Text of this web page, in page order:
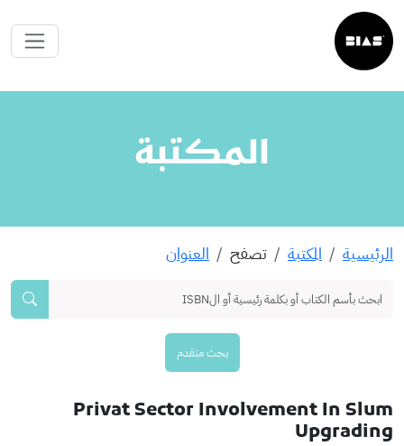
المكتبة
الرئيسية المكتبة تصفح العنوان
بحث متقدم
Privat Sector Involvement In Slum
Upgrading